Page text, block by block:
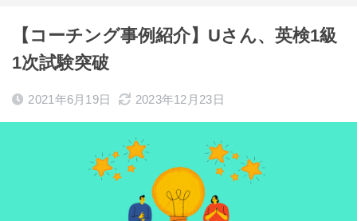
【コーチング事例紹介】Uさん、英検1級
1次試験突破
2021年6月19日 2023年12月23日